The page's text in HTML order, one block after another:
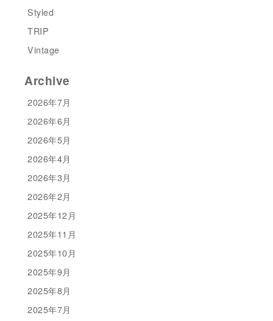
Styled
TRIP
Vintage
Archive
2026年7月
2026年6月
2026年5月
2026年4月
2026年3月
2026年2月
2025年12月
2025年11月
2025年10月
2025年9月
2025年8月
2025年7月